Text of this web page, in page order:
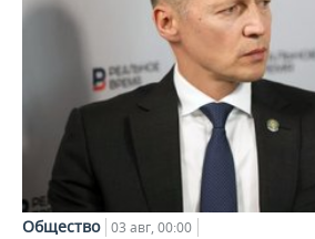
Общество 03 авг, 00:00